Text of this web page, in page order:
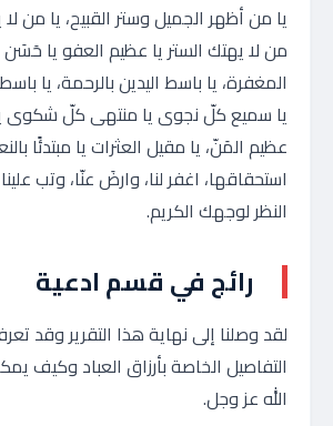
يا من أظهر الجميل وستر القبيح، يا من لا
من لا يهتك الستر يا عظيم العفو يا حَسَن
المغفرة، يا باسط اليدين بالرحمة، يا
يا سميع كلّ نجوى يا منتهى كلّ شكوى
عظيم المَنّ، يا مقيل العثرات يا مبتدئًا
استحقاقها، اغفر لنا، وارضَ عنّا، وتب
النظر لوجهك الكريم.
رائج في قسم ادعية
لقد وصلنا إلى نهاية هذا التقرير وقد
التفاصيل الخاصة بأرزاق العباد وكيف
الله عز وجل.